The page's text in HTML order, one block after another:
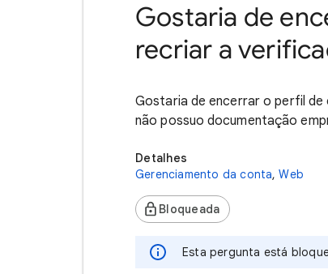
Gostaria de
recriar a
Gostaria de encerrar o perfil
não possuo documentação
Detalhes
Gerenciamento da conta, Web
Bloqueada
Esta pergunta está